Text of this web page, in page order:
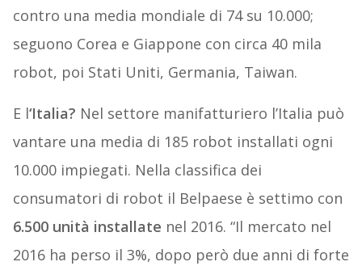
contro una media mondiale di 74 su 10.000;
seguono Corea e Giappone con circa 40 mila
robot, poi Stati Uniti, Germania, Taiwan.
E l‘Italia? Nel settore manifatturiero l’Italia può
vantare una media di 185 robot installati ogni
10.000 impiegati. Nella classifica dei
consumatori di robot il Belpaese è settimo con
6.500 unità installate nel 2016. “Il mercato nel
2016 ha perso il 3%, dopo però due anni di forte